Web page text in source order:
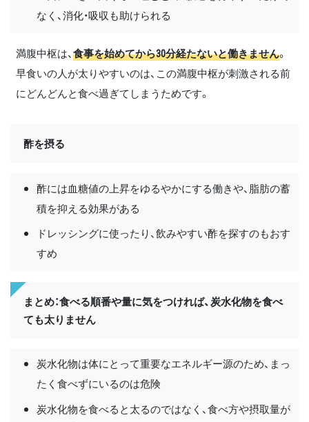
なく、消化・吸収も助けられる
満腹中枢は、食事を始めてから30分経たないと働きません。
早食いの人が太りやすいのは、この満腹中枢が刺激される前
にどんどんと食べ過ぎてしまうためです。
酢を摂る
酢には血糖値の上昇をゆるやかにする働きや、脂肪の蓄
積を抑える効果がある
ドレッシングに使ったり、飲みやすい酢を探すのもおす
すめ
まとめ：食べる順番や量に気をつければ、炭水化物を食べ
ても太りません
炭水化物は体にとって重要なエネルギー源のため、まっ
たく食べずにいるのは危険
炭水化物を食べると太るのではなく、食べ方や摂取量が